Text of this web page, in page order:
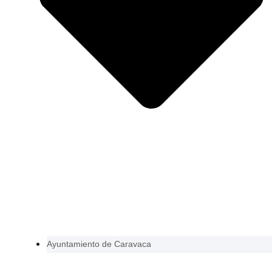
Ayuntamiento de Caravaca